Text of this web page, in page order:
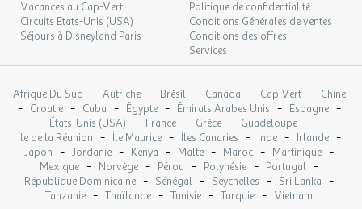
Vacances au Cap-Vert
Circuits Etats-Unis (USA)
Séjours à Disneyland Paris
Politique de confidentialité
Conditions Générales de ventes
Conditions des offres
Services
Afrique Du Sud - Autriche - Brésil - Canada - Cap Vert - Chine
- Croatie - Cuba - Égypte - Émirats Arabes Unis - Espagne -
États-Unis (USA) - France - Grèce - Guadeloupe -
Île de la Réunion - Île Maurice - Îles Canaries - Inde - Irlande -
Japon - Jordanie - Kenya - Malte - Maroc - Martinique -
Mexique - Norvège - Pérou - Polynésie - Portugal -
République Dominicaine - Sénégal - Seychelles - Sri Lanka -
Tanzanie - Thaïlande - Tunisie - Turquie - Vietnam